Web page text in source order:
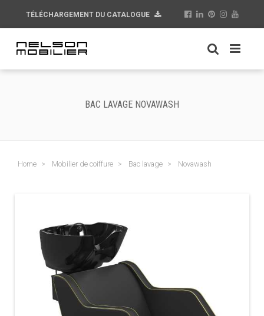
TÉLÉCHARGEMENT DU CATALOGUE
BAC LAVAGE NOVAWASH
Home Mobilier de coiffure Bac lavage Novawash